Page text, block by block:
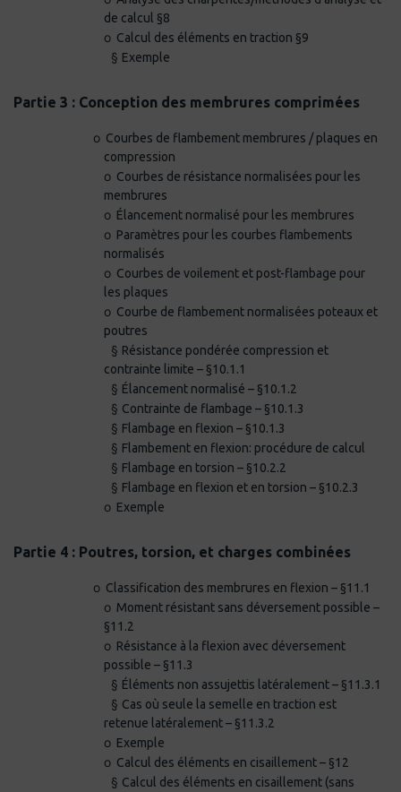
de calcul §8
o Calcul des éléments en traction §9
§ Exemple
Partie 3 : Conception des membrures comprimées
o Courbes de flambement membrures / plaques en
compression
o Courbes de résistance normalisées pour les
membrures
o Élancement normalisé pour les membrures
o Paramètres pour les courbes flambements
normalisés
o Courbes de voilement et post-flambage pour
les plaques
o Courbe de flambement normalisées poteaux et
poutres
§ Résistance pondérée compression et
contrainte limite – §10.1.1
§ Élancement normalisé – §10.1.2
§ Contrainte de flambage – §10.1.3
§ Flambage en flexion – §10.1.3
§ Flambement en flexion: procédure de calcul
§ Flambage en torsion – §10.2.2
§ Flambage en flexion et en torsion – §10.2.3
o Exemple
Partie 4 : Poutres, torsion, et charges combinées
o Classification des membrures en flexion – §11.1
o Moment résistant sans déversement possible –
§11.2
o Résistance à la flexion avec déversement
possible – §11.3
§ Éléments non assujettis latéralement – §11.3.1
§ Cas où seule la semelle en traction est
retenue latéralement – §11.3.2
o Exemple
o Calcul des éléments en cisaillement – §12
§ Calcul des éléments en cisaillement (sans